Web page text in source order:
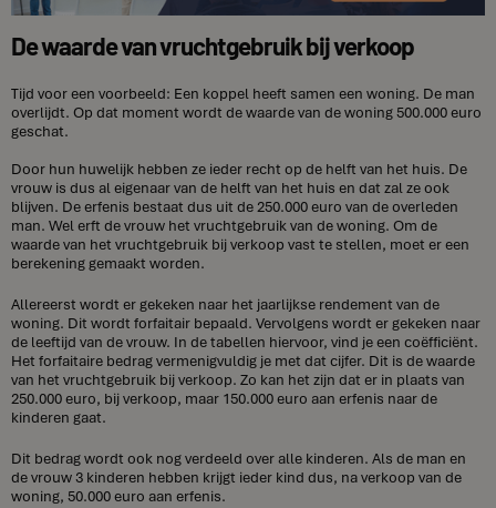
De waarde van vruchtgebruik bij verkoop
Tijd voor een voorbeeld: Een koppel heeft samen een woning. De man
overlijdt. Op dat moment wordt de waarde van de woning 500.000 euro
geschat.
Door hun huwelijk hebben ze ieder recht op de helft van het huis. De
vrouw is dus al eigenaar van de helft van het huis en dat zal ze ook
blijven. De erfenis bestaat dus uit de 250.000 euro van de overleden
man. Wel erft de vrouw het vruchtgebruik van de woning. Om de
waarde van het vruchtgebruik bij verkoop vast te stellen, moet er een
berekening gemaakt worden.
Allereerst wordt er gekeken naar het jaarlijkse rendement van de
woning. Dit wordt forfaitair bepaald. Vervolgens wordt er gekeken naar
de leeftijd van de vrouw. In de tabellen hiervoor, vind je een coëfficiënt.
Het forfaitaire bedrag vermenigvuldig je met dat cijfer. Dit is de waarde
van het vruchtgebruik bij verkoop. Zo kan het zijn dat er in plaats van
250.000 euro, bij verkoop, maar 150.000 euro aan erfenis naar de
kinderen gaat.
Dit bedrag wordt ook nog verdeeld over alle kinderen. Als de man en
de vrouw 3 kinderen hebben krijgt ieder kind dus, na verkoop van de
woning, 50.000 euro aan erfenis.